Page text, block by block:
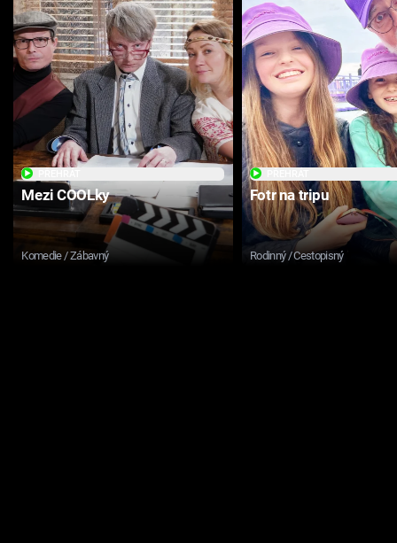
Mezi COOLky
Komedie / Zábavný
Fotr na tripu
Rodinný / Cestopisný